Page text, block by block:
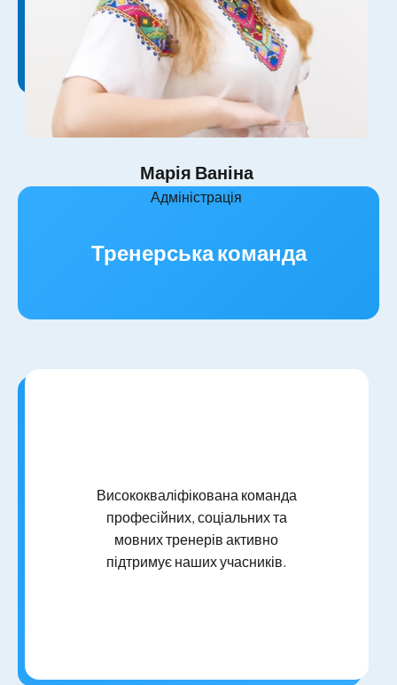
Марія Ваніна
Адміністрація
Тренерська команда
Висококваліфікована команда
професійних, соціальних та
мовних тренерів активно
підтримує наших учасників.